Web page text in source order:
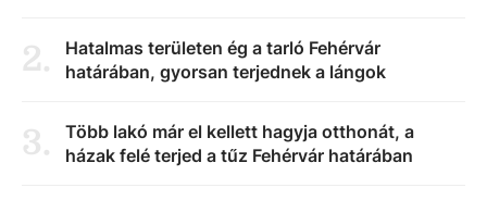
2.
Hatalmas területen ég a tarló Fehérvár
határában, gyorsan terjednek a lángok
3.
Több lakó már el kellett hagyja otthonát, a
házak felé terjed a tűz Fehérvár határában